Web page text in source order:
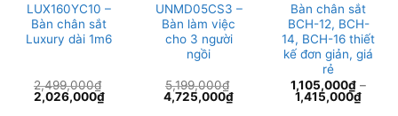
LUX160YC10 –
Bàn chân sắt
Luxury dài 1m6
2,499,000₫
Giá
gốc
2,026,000₫Giá
hiện
UNMD05CS3 –
Bàn làm việc
cho 3 người
ngồi
5,199,000₫
Giá
gốc
4,725,000₫Giá
Bàn chân sắt
BCH-12, BCH-
14, BCH-16 thiết
kế đơn giản, giá
rẻ
1,105,000₫ –
1,415,000₫